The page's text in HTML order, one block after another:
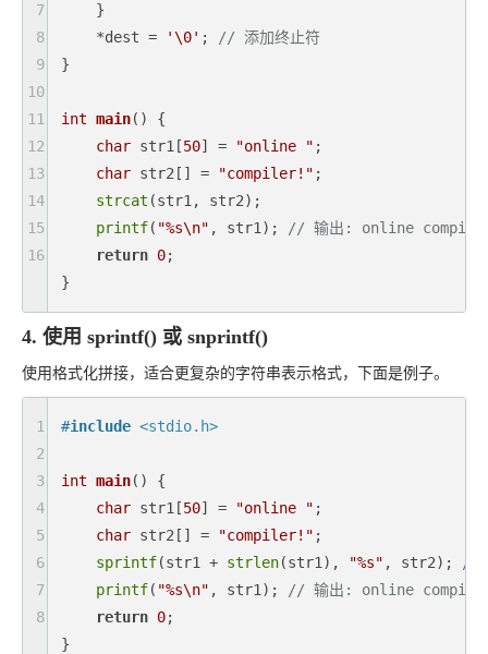
    }
    *dest =
'\0' ;
// 添加终止符
}
int main()
{
char str1[50] = "online " ;
char str2[] = "compiler!" ;
strcat (str1, str2);
printf( "%s\n" , str1);
// 输出: online
return 0;
}
7
8
9
10
11
12
13
14
15
16
4. 使用 sprintf() 或 snprintf()
使用格式化拼接，适合更复杂的字符串表示格式，下面是例子。
#include <stdio.h>
int main()
{
char str1[50] = "online " ;
char str2[] = "compiler!" ;
sprintf(str1 + strlen(str1), "%s" , str2);
//
printf( "%s\n" , str1);
// 输出: online
return 0;
}
1
2
3
4
5
6
7
8